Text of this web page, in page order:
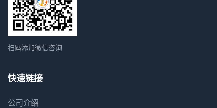
扫码添加微信咨询
快速链接
公司介绍